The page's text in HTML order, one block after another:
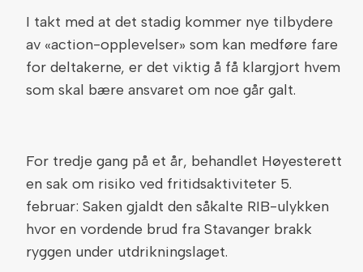
I takt med at det stadig kommer nye tilbydere
av «action-opplevelser» som kan medføre fare
for deltakerne, er det viktig å få klargjort hvem
som skal bære ansvaret om noe går galt.
For tredje gang på et år, behandlet Høyesterett
en sak om risiko ved fritidsaktiviteter 5.
februar: Saken gjaldt den såkalte RIB-ulykken
hvor en vordende brud fra Stavanger brakk
ryggen under utdrikningslaget.